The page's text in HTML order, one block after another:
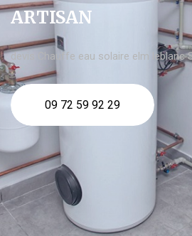
ARTISAN
devis Chauffe eau solaire elm leblanc
09 72 59 92 29